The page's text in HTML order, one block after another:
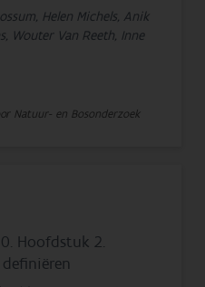
Helen Michels, Anik
Wouter Van Reeth, Inne
Natuur- en Bosonderzoek
Hoofdstuk 2.